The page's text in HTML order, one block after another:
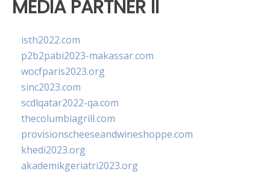
MEDIA PARTNER II
isth2022.com
p2b2pabi2023-makassar.com
wocfparis2023.org
sinc2023.com
scdlqatar2022-qa.com
thecolumbiagrill.com
provisionscheeseandwineshoppe.com
khedi2023.org
akademikgeriatri2023.org